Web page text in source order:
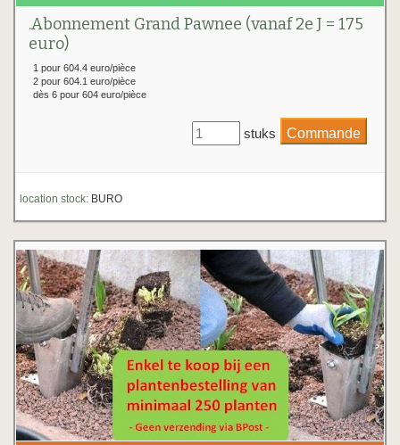
.Abonnement Grand Pawnee (vanaf 2e J = 175
euro)
1 pour 604.4 euro/pièce
2 pour 604.1 euro/pièce
dès 6 pour 604 euro/pièce
stuks
location stock: BURO